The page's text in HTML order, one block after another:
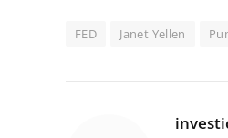
FED Janet Yellen